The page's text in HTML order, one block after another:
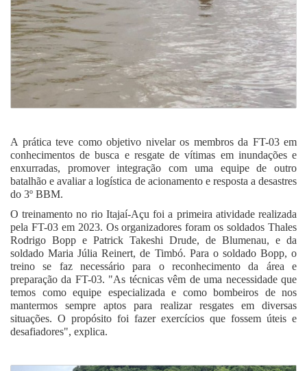
A prática teve como objetivo nivelar os membros da FT-03 em
conhecimentos de busca e resgate de vítimas em inundações e
enxurradas, promover integração com uma equipe de outro
batalhão e avaliar a logística de acionamento e resposta a desastres
do 3º BBM.
O treinamento no rio Itajaí-Açu foi a primeira atividade realizada
pela FT-03 em 2023. Os organizadores foram os soldados Thales
Rodrigo Bopp e Patrick Takeshi Drude, de Blumenau, e da
soldado Maria Júlia Reinert, de Timbó. Para o soldado Bopp, o
treino se faz necessário para o reconhecimento da área e
preparação da FT-03. "As técnicas vêm de uma necessidade que
temos como equipe especializada e como bombeiros de nos
mantermos sempre aptos para realizar resgates em diversas
situações. O propósito foi fazer exercícios que fossem úteis e
desafiadores", explica.